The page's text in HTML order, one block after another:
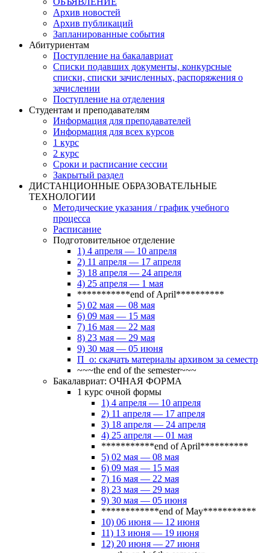
Архив новостей
Архив публикаций
Запланированные события
Абитуриентам
Поступление на бакалавриат
Списки подавших документы, конкурсные
списки, списки зачисленных, распоряжения о
зачислении
Поступление на отделения
Студентам и преподавателям
Информация для преподавателей
Информация для всех курсов
1 курс
2 курс
Сроки и расписание сессии
Закрытый раздел
ДИСТАНЦИОННЫЕ ОБРАЗОВАТЕЛЬНЫЕ
ТЕХНОЛОГИИ
Методические указания / график учебного
процесса
Расписание
Подготовительное отделение
1) 4 апреля — 10 апреля
2) 11 апреля — 17 апреля
3) 18 апреля — 24 апреля
4) 25 апреля — 1 мая
***********end of April**********
5) 02 мая — 08 мая
6) 09 мая — 15 мая
7) 16 мая — 22 мая
8) 23 мая — 29 мая
9) 30 мая — 05 июня
П_о: скачать материалы архивом за семестр
~~~the end of the semester~~~
Бакалавриат: ОЧНАЯ ФОРМА
1 курс очной формы
1) 4 апреля — 10 апреля
2) 11 апреля — 17 апреля
3) 18 апреля — 24 апреля
4) 25 апреля — 01 мая
***********end of April**********
5) 02 мая — 08 мая
6) 09 мая — 15 мая
7) 16 мая — 22 мая
8) 23 мая — 29 мая
9) 30 мая — 05 июня
************end of May***********
10) 06 июня — 12 июня
11) 13 июня — 19 июня
12) 20 июня — 27 июня